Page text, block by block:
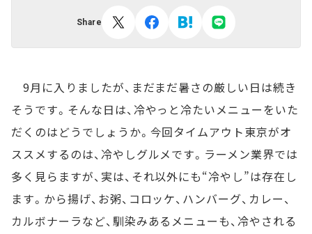
Share
9月に入りましたが、まだまだ暑さの厳しい日は続き
そうです。そんな日は、冷やっと冷たいメニューをいた
だくのはどうでしょうか。今回タイムアウト東京がオ
ススメするのは、冷やしグルメです。ラーメン業界では
多く見らますが、実は、それ以外にも“冷やし”は存在し
ます。から揚げ、お粥、コロッケ、ハンバーグ、カレー、
カルボナーラなど、馴染みあるメニューも、冷やされる